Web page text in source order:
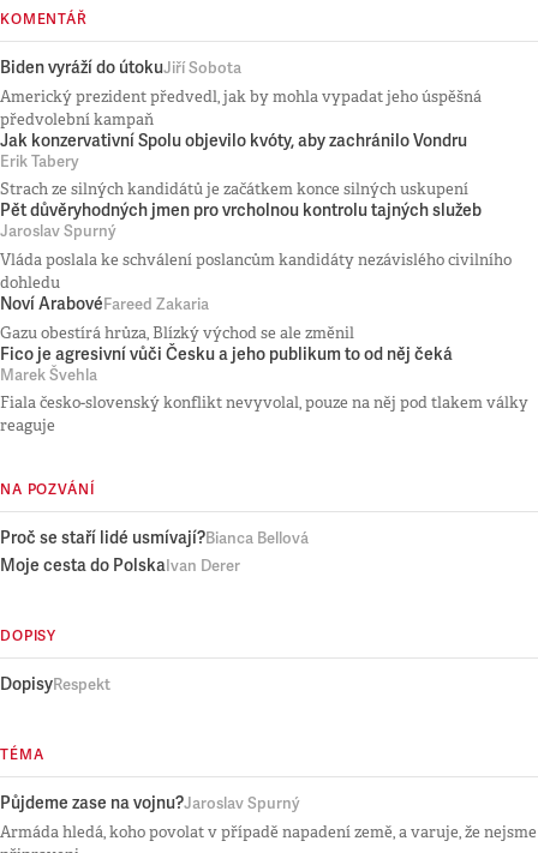
KOMENTÁŘ
Biden vyráží do útokuJiří Sobota
Americký prezident předvedl, jak by mohla vypadat jeho úspěšná
předvolební kampaň
Jak konzervativní Spolu objevilo kvóty, aby zachránilo Vondru
Erik Tabery
Strach ze silných kandidátů je začátkem konce silných uskupení
Pět důvěryhodných jmen pro vrcholnou kontrolu tajných služeb
Jaroslav Spurný
Vláda poslala ke schválení poslancům kandidáty nezávislého civilního
dohledu
Noví ArabovéFareed Zakaria
Gazu obestírá hrůza, Blízký východ se ale změnil
Fico je agresivní vůči Česku a jeho publikum to od něj čeká
Marek Švehla
Fiala česko-slovenský konflikt nevyvolal, pouze na něj pod tlakem války
reaguje
NA POZVÁNÍ
Proč se staří lidé usmívají?Bianca Bellová
Moje cesta do Polska Ivan Derer
DOPISY
DopisyRespekt
TÉMA
Půjdeme zase na vojnu?Jaroslav Spurný
Armáda hledá, koho povolat v případě napadení země, a varuje, že nejsme